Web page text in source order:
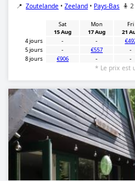
📍Zoutelande •Zeeland • Pays-Bas 🧍
Sat
15 Aug
Mon
17 Aug
Fri
21
4 jours
- -
5 jours
- €557 -
8 jours
€906 - -
* Le prix est